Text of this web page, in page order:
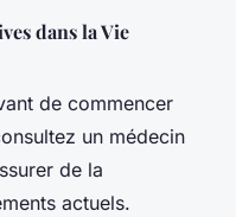
dans la Vie
de commencer
un médecin
de la
actuels.